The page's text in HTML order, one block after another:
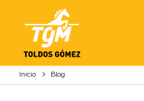
BLOG
Inicio Blog